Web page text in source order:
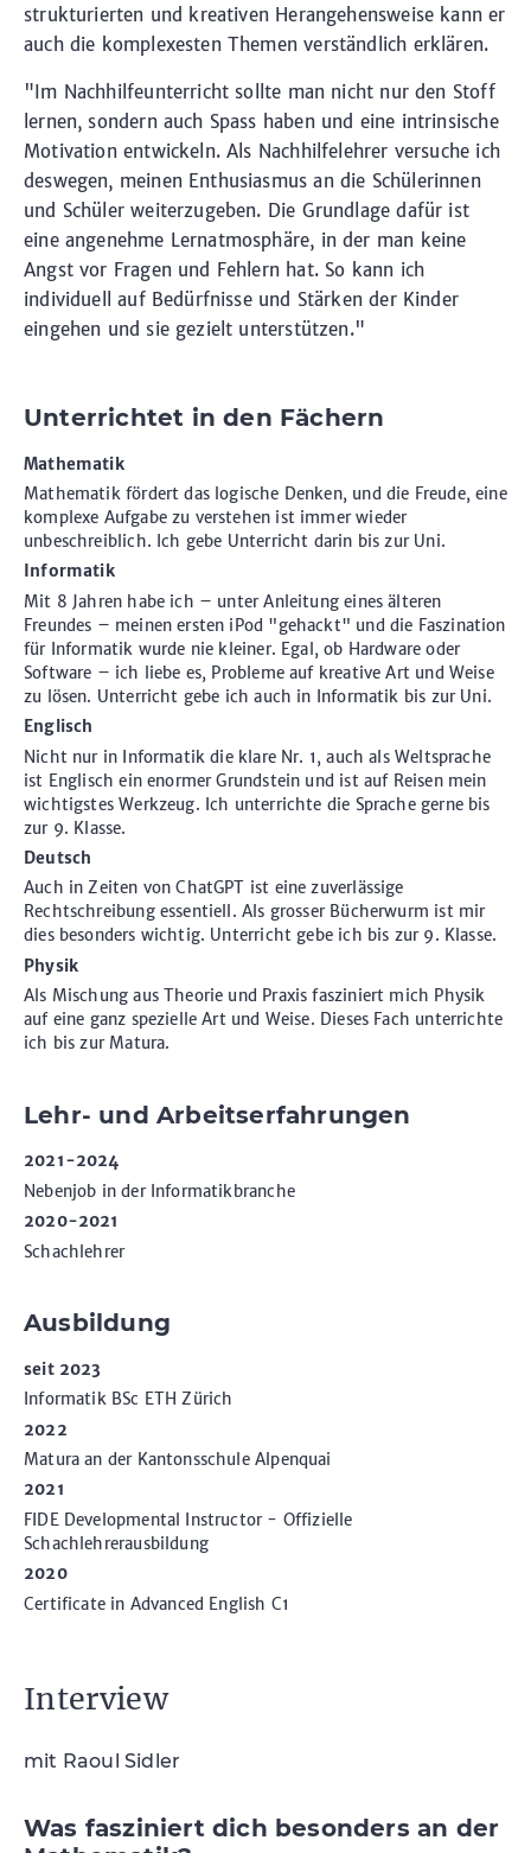
strukturierten und kreativen Herangehensweise kann er
auch die komplexesten Themen verständlich erklären.
"Im Nachhilfeunterricht sollte man nicht nur den Stoff
lernen, sondern auch Spass haben und eine intrinsische
Motivation entwickeln. Als Nachhilfelehrer versuche ich
deswegen, meinen Enthusiasmus an die Schülerinnen
und Schüler weiterzugeben. Die Grundlage dafür ist
eine angenehme Lernatmosphäre, in der man keine
Angst vor Fragen und Fehlern hat. So kann ich
individuell auf Bedürfnisse und Stärken der Kinder
eingehen und sie gezielt unterstützen."
Unterrichtet in den Fächern
Mathematik
Mathematik fördert das logische Denken, und die Freude, eine
komplexe Aufgabe zu verstehen ist immer wieder
unbeschreiblich. Ich gebe Unterricht darin bis zur Uni.
Informatik
Mit 8 Jahren habe ich – unter Anleitung eines älteren
Freundes – meinen ersten iPod "gehackt" und die Faszination
für Informatik wurde nie kleiner. Egal, ob Hardware oder
Software – ich liebe es, Probleme auf kreative Art und Weise
zu lösen. Unterricht gebe ich auch in Informatik bis zur Uni.
Englisch
Nicht nur in Informatik die klare Nr. 1, auch als Weltsprache
ist Englisch ein enormer Grundstein und ist auf Reisen mein
wichtigstes Werkzeug. Ich unterrichte die Sprache gerne bis
zur 9. Klasse.
Deutsch
Auch in Zeiten von ChatGPT ist eine zuverlässige
Rechtschreibung essentiell. Als grosser Bücherwurm ist mir
dies besonders wichtig. Unterricht gebe ich bis zur 9. Klasse.
Physik
Als Mischung aus Theorie und Praxis fasziniert mich Physik
auf eine ganz spezielle Art und Weise. Dieses Fach unterrichte
ich bis zur Matura.
Lehr- und Arbeitserfahrungen
2021-2024
Nebenjob in der Informatikbranche
2020-2021
Schachlehrer
Ausbildung
seit 2023
Informatik BSc ETH Zürich
2022
Matura an der Kantonsschule Alpenquai
2021
FIDE Developmental Instructor - Offizielle
Schachlehrerausbildung
2020
Certificate in Advanced English C1
Interview
mit Raoul Sidler
Was fasziniert dich besonders an der